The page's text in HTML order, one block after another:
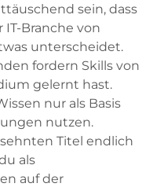
sein, dass
Branche von
unterscheidet.
fordern Skills von
gelernt hast.
nur als Basis
nutzen.
Titel endlich
als
auf der